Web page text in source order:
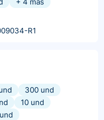
R1
300 und
10 und